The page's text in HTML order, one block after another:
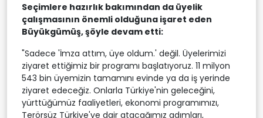
Seçimlere hazırlık bakımından da üyelik
çalışmasının önemli olduğuna işaret eden
Büyükgümüş, şöyle devam etti:
"Sadece 'İmza attım, üye oldum.' değil. Üyelerimizi
ziyaret ettiğimiz bir programı başlatıyoruz. 11 milyon
543 bin üyemizin tamamını evinde ya da iş yerinde
ziyaret edeceğiz. Onlarla Türkiye'nin geleceğini,
yürttüğümüz faaliyetleri, ekonomi programımızı,
Terörsüz Türkiye'ye dair atacağımız adımları,